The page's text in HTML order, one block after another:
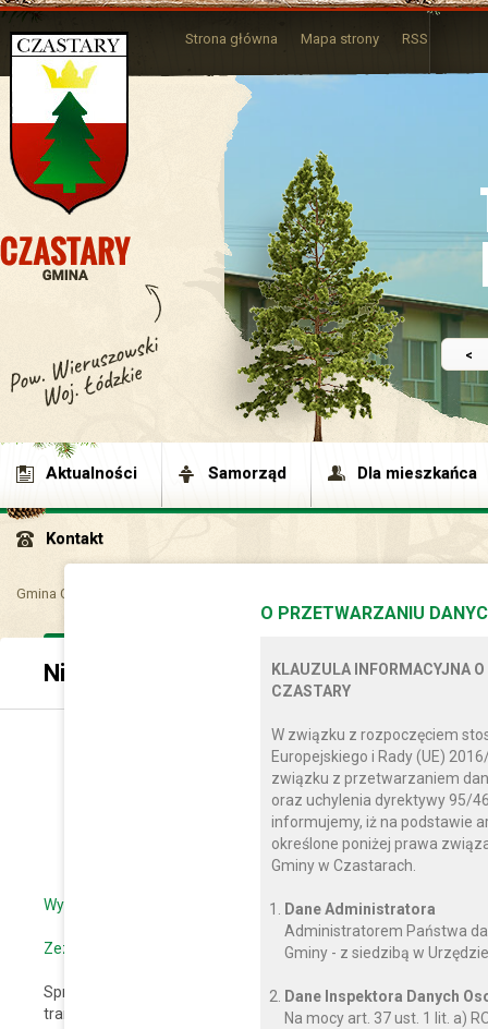
<
Strona główna Mapa strony RSS
Aktualności Samorząd Dla mieszkańca
Kontakt
Gmina Czastary
Nieczystości ciekłe
Wykaz podmiotów świadczących usługi opróżniania zbiorników
Zezwolenie na opróżnianie zbiorników bezodpływowych i
Sprawozdanie podmiotu prowadzącego działalność w zakresie
transportu nieczystości ciekłych:
O PRZETWARZANIU
KLAUZULA INFORMACYJNA
CZASTARY
W związku z rozpoczęciem
Europejskiego i Rady (UE)
związku z przetwarzaniem
oraz uchylenia dyrektywy 95/
informujemy, iż na podstawie
określone poniżej prawa
Gminy w Czastarach.
Dane Administratora
Administratorem Państwa
Gminy - z siedzibą w
Dane Inspektora Danych
Na mocy art. 37 ust. 1 lit. a)